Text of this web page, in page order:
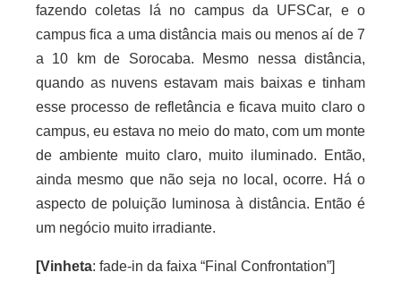
fazendo coletas lá no campus da UFSCar, e o
campus fica a uma distância mais ou menos aí de 7
a 10 km de Sorocaba. Mesmo nessa distância,
quando as nuvens estavam mais baixas e tinham
esse processo de refletância e ficava muito claro o
campus, eu estava no meio do mato, com um monte
de ambiente muito claro, muito iluminado. Então,
ainda mesmo que não seja no local, ocorre. Há o
aspecto de poluição luminosa à distância. Então é
um negócio muito irradiante.
[Vinheta: fade-in da faixa “Final Confrontation”]